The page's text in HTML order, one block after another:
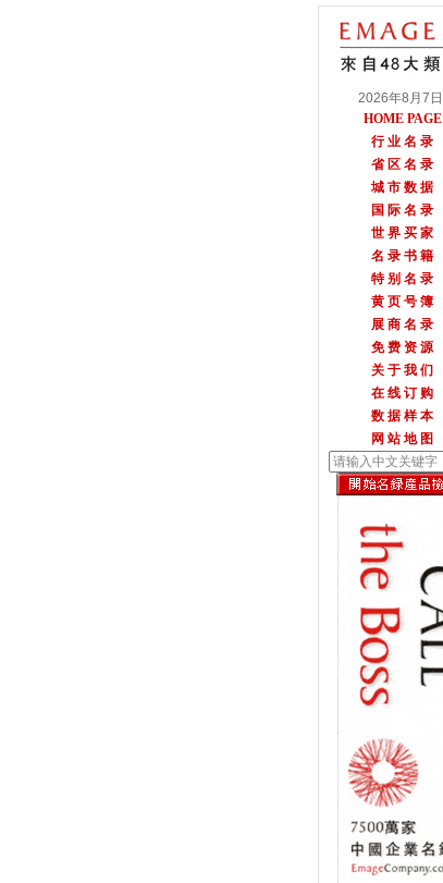
2026年8月7日
HOME PAGE
行 业 名 录
省 区 名 录
城 市 数 据
国 际 名 录
世 界 买 家
名 录 书 籍
特 别 名 录
黄 页 号 簿
展 商 名 录
免 费 资 源
关 于 我 们
在 线 订 购
数 据 样 本
网 站 地 图